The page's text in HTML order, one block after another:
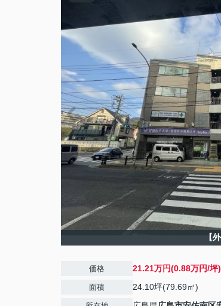
【
価格 21.21万円(0.88万円/坪)
面積 24.10坪(79.69㎡)